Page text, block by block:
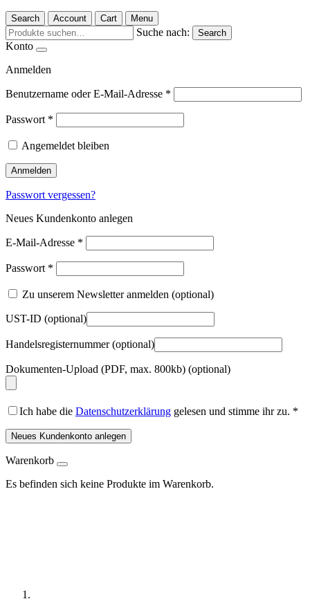
Search Account Cart Menu
Suche nach: Search
Konto
Anmelden
Benutzername oder E-Mail-Adresse *
Passwort *
Angemeldet bleiben
Anmelden
Passwort vergessen?
Neues Kundenkonto anlegen
E-Mail-Adresse *
Passwort *
Zu unserem Newsletter anmelden (optional)
UST-ID (optional)
Handelsregisternummer(optional)
Dokumenten-Upload (PDF, max. 800kb) (optional)
Ich habe die Datenschutzerklärung gelesen und stimme ihr zu. *
Neues Kundenkonto anlegen
Warenkorb
Es befinden sich keine Produkte im Warenkorb.